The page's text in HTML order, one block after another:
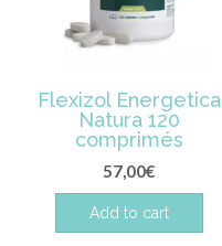
Flexizol Energetica
Natura 120
comprimés
57,00€
Add to cart